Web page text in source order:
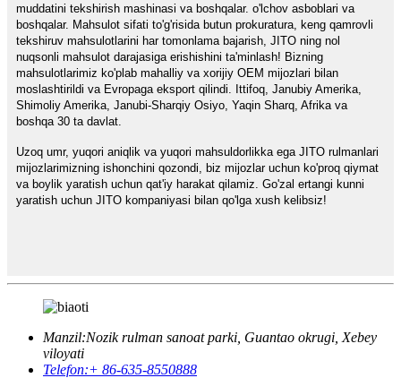
muddatini tekshirish mashinasi va boshqalar. o'lchov asboblari va
boshqalar. Mahsulot sifati to'g'risida butun prokuratura, keng qamrovli
tekshiruv mahsulotlarini har tomonlama bajarish, JITO ning nol
nuqsonli mahsulot darajasiga erishishini ta'minlash! Bizning
mahsulotlarimiz ko'plab mahalliy va xorijiy OEM mijozlari bilan
moslashtirildi va Evropaga eksport qilindi. Ittifoq, Janubiy Amerika,
Shimoliy Amerika, Janubi-Sharqiy Osiyo, Yaqin Sharq, Afrika va
boshqa 30 ta davlat.
Uzoq umr, yuqori aniqlik va yuqori mahsuldorlikka ega JITO rulmanlari
mijozlarimizning ishonchini qozondi, biz mijozlar uchun ko'proq qiymat
va boylik yaratish uchun qat'iy harakat qilamiz. Go'zal ertangi kunni
yaratish uchun JITO kompaniyasi bilan qo'lga xush kelibsiz!
Manzil:Nozik rulman sanoat parki, Guantao okrugi, Xebey
viloyati
Telefon:+ 86-635-8550888